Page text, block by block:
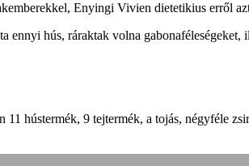
Enyingi Vivien dietetikius erről
ennyi hús, ráraktak volna gabonaféleségeket,
hústermék, 9 tejtermék, a tojás, négyféle